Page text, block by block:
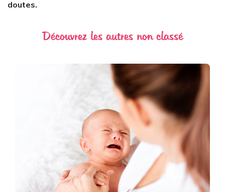
doutes.
Découvrez les autres non classé